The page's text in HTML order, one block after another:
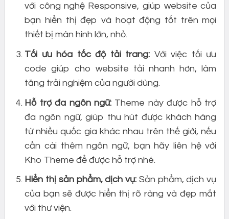
với công nghệ Responsive, giúp website của
bạn hiển thị đẹp và hoạt động tốt trên mọi
thiết bị màn hình lớn, nhỏ.
Tối ưu hóa tốc độ tải trang: Với việc tối ưu
code giúp cho website tải nhanh hơn, làm
tăng trải nghiệm của người dùng.
Hỗ trợ đa ngôn ngữ: Theme này được hỗ trợ
đa ngôn ngữ, giúp thu hút được khách hàng
từ nhiều quốc gia khác nhau trên thế giới, nếu
cần cài thêm ngôn ngữ, bạn hãy liên hệ với
Kho Theme để được hỗ trợ nhé.
Hiển thị sản phẩm, dịch vụ: Sản phẩm, dịch vụ
của bạn sẽ được hiển thị rõ ràng và đẹp mắt
với thư viện.